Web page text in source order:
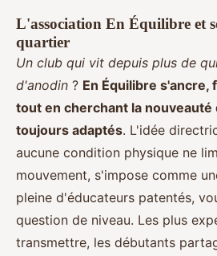
L'association En Équilibre et
quartier
Un club qui vit depuis plus de
d'anodin ? En Équilibre s'ancre,
tout en cherchant la
toujours adaptés. L'idée
aucune condition physique ne
mouvement, s'impose comme
pleine d'éducateurs patentés,
question de niveau. Les plus
transmettre, les débutants